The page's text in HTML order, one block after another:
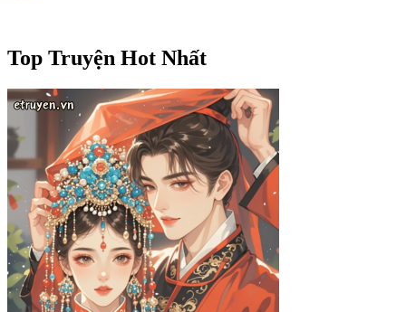
Top Truyện Hot Nhất